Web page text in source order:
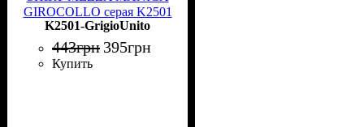
GIROCOLLO серая K2501
GrigioUnito
K2501-GrigioUnito
443грн 395грн
Купить